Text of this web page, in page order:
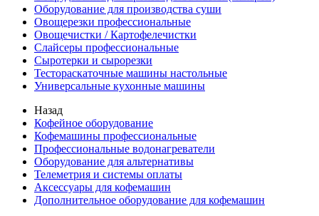
Оборудование для производства суши
Овощерезки профессиональные
Овощечистки / Картофелечистки
Слайсеры профессиональные
Сыротерки и сырорезки
Тестораскаточные машины настольные
Универсальные кухонные машины
Назад
Кофейное оборудование
Кофемашины профессиональные
Профессиональные водонагреватели
Оборудование для альтернативы
Телеметрия и системы оплаты
Аксессуары для кофемашин
Дополнительное оборудование для кофемашин